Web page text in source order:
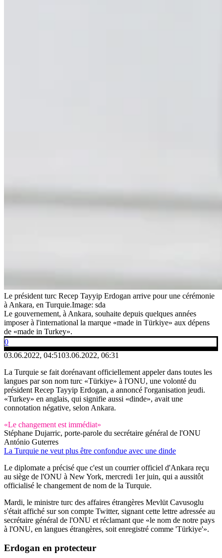
Le président turc Recep Tayyip Erdogan arrive pour une cérémonie
à Ankara, en Turquie.Image: sda
Le gouvernement, à Ankara, souhaite depuis quelques années
imposer à l'international la marque «made in Türkiye» aux dépens
de «made in Turkey».
0
03.06.2022, 04:5103.06.2022, 06:31
La Turquie se fait dorénavant officiellement appeler dans toutes les
langues par son nom turc «Türkiye» à l'ONU, une volonté du
président Recep Tayyip Erdogan, a annoncé l'organisation jeudi.
«Turkey» en anglais, qui signifie aussi «dinde», avait une
connotation négative, selon Ankara.
«Le changement est immédiat»
Stéphane Dujarric, porte-parole du secrétaire général de l'ONU
António Guterres
La Turquie ne veut plus être confondue avec une dinde
Le diplomate a précisé que c'est un courrier officiel d'Ankara reçu
au siège de l'ONU à New York, mercredi 1er juin, qui a aussitôt
officialisé le changement de nom de la Turquie.
Mardi, le ministre turc des affaires étrangères Mevlüt Cavusoglu
s'était affiché sur son compte Twitter, signant cette lettre adressée au
secrétaire général de l'ONU et réclamant que «le nom de notre pays
à l'ONU, en langues étrangères, soit enregistré comme 'Türkiye'».
Erdogan en protecteur